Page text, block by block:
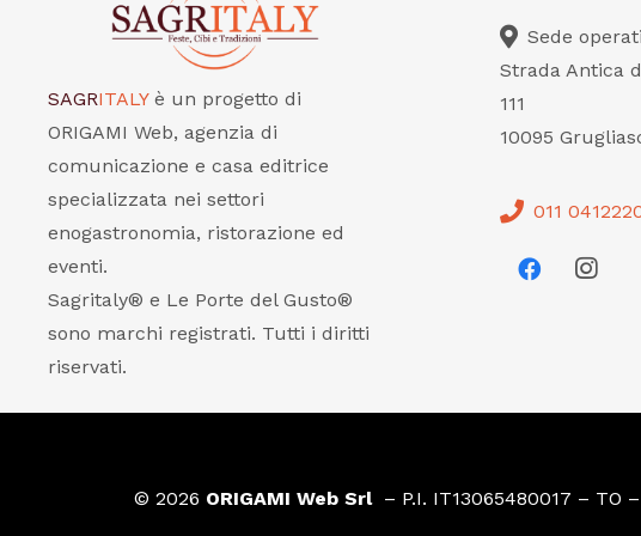
SAGRITALY è un progetto di
ORIGAMI Web, agenzia di
comunicazione e casa editrice
specializzata nei settori
enogastronomia, ristorazione ed
eventi.
Sagritaly® e Le Porte del Gusto®
sono marchi registrati. Tutti i diritti
riservati.
Sede
Strada Antica
111
10095
011
© 2026 ORIGAMI Web Srl– P.I. IT13065480017 – TO –